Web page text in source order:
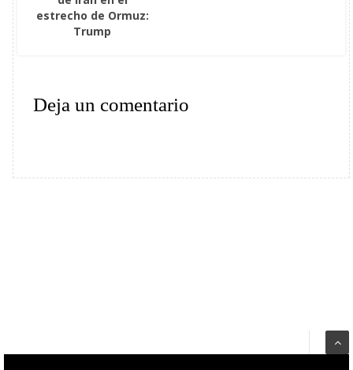
estrecho de Ormuz:
Trump
Deja un comentario